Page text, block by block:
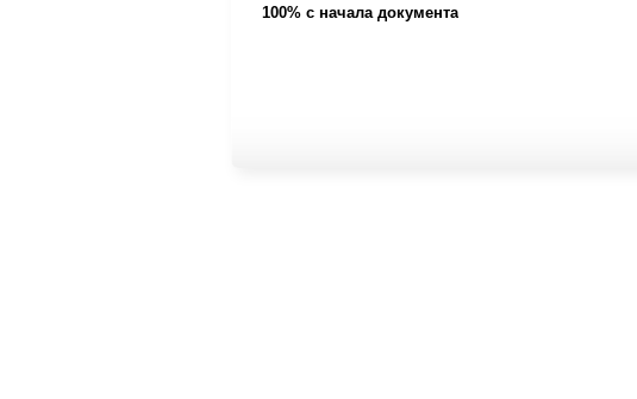
100% с начала документа